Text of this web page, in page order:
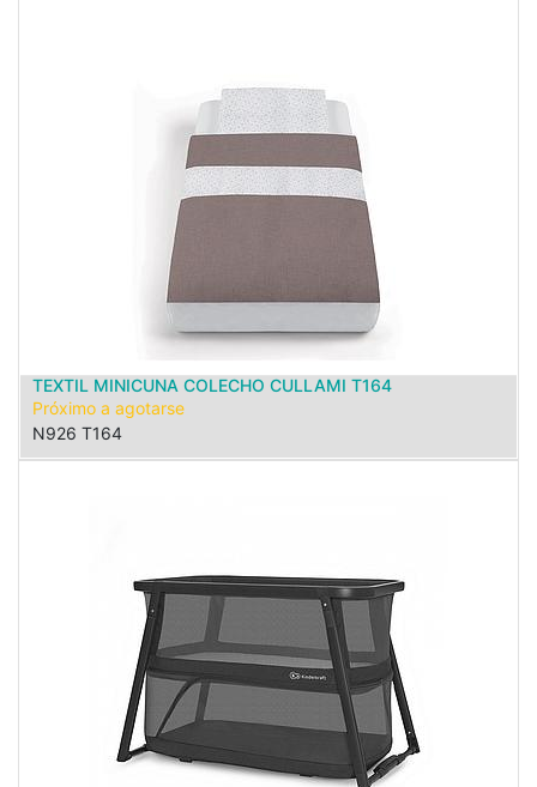
TEXTIL MINICUNA COLECHO CULLAMI T164
Próximo a agotarse
N926 T164